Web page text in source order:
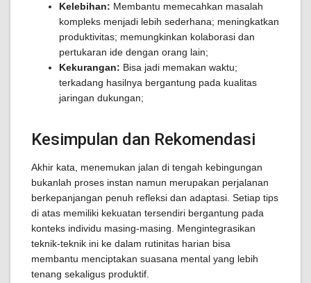
Kelebihan: Membantu memecahkan masalah
kompleks menjadi lebih sederhana; meningkatkan
produktivitas; memungkinkan kolaborasi dan
pertukaran ide dengan orang lain;
Kekurangan: Bisa jadi memakan waktu;
terkadang hasilnya bergantung pada kualitas
jaringan dukungan;
Kesimpulan dan Rekomendasi
Akhir kata, menemukan jalan di tengah kebingungan
bukanlah proses instan namun merupakan perjalanan
berkepanjangan penuh refleksi dan adaptasi. Setiap tips
di atas memiliki kekuatan tersendiri bergantung pada
konteks individu masing-masing. Mengintegrasikan
teknik-teknik ini ke dalam rutinitas harian bisa
membantu menciptakan suasana mental yang lebih
tenang sekaligus produktif.